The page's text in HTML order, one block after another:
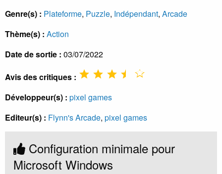
Genre(s) : Plateforme, Puzzle, Indépendant, Arcade
Thème(s) : Action
Date de sortie : 03/07/2022
Avis des critiques :
Développeur(s) : pixel games
Editeur(s) : Flynn's Arcade, pixel games
Configuration minimale pour
Microsoft Windows